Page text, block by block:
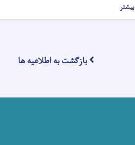
بیشتر
بازگشت به اطلاعیه ها